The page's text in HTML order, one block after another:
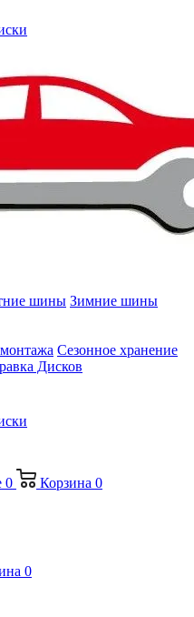
шины Зимние шины
Сезонное хранение
Дисков
0 Корзина 0
0